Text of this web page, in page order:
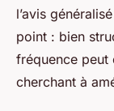
l’avis
point : bien
fréquence peut
cherchant à